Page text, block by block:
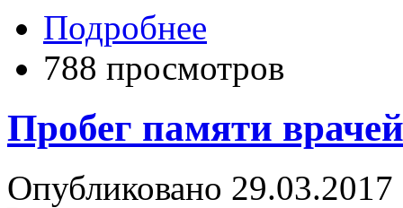
Подробнее
788 просмотров
Пробег памяти
Опубликовано